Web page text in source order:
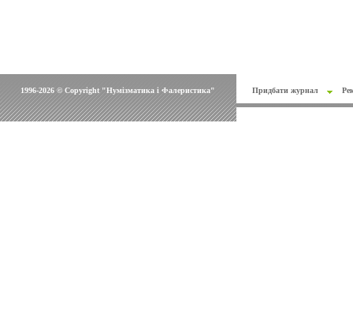
1996-2026 © Copyright "Нумізматика і Фалеристика" Придбати журнал